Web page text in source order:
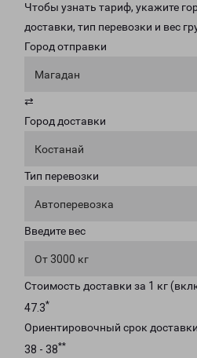
Чтобы узнать тариф, укажите
доставки, тип перевозки и вес
Город отправки
Магадан
⇄
Город доставки
Костанай
Тип перевозки
Автоперевозка
Введите вес
От 3000 кг
Стоимость доставки за 1 кг
47.3*
Ориентировочный срок доставки
38 - 38**